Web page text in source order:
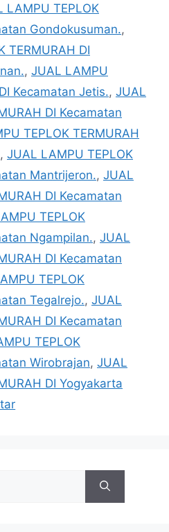
LAMPU TEPLOK
Gondokusuman.,
TERMURAH DI
, JUAL LAMPU
Kecamatan Jetis., JUAL
DI Kecamatan
TEPLOK TERMURAH
, JUAL LAMPU TEPLOK
Mantrijeron., JUAL
DI Kecamatan
TEPLOK
Ngampilan., JUAL
DI Kecamatan
TEPLOK
Tegalrejo., JUAL
DI Kecamatan
TEPLOK
Wirobrajan, JUAL
DI Yogyakarta